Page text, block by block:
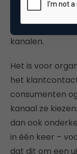
(waaronder
maar steeds
kanalen.
Het is voor
het
consumenten
kanaal ze
dan ook
in één keer –
dat dit om een